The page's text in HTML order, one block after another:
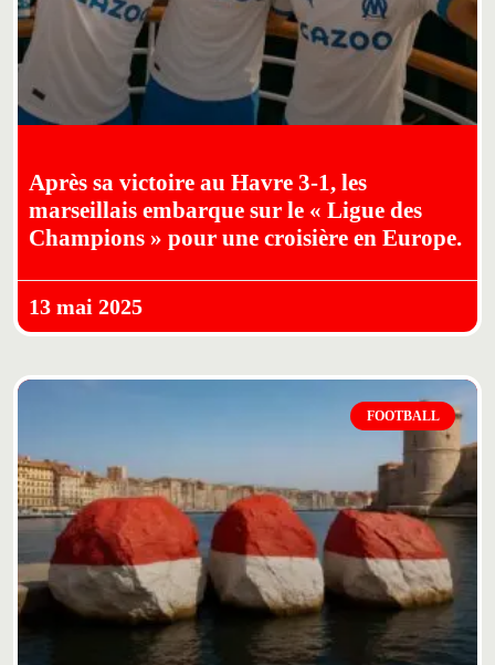
Après sa victoire au Havre 3-1, les
marseillais embarque sur le « Ligue des
Champions » pour une croisière en Europe.
13 mai 2025
FOOTBALL